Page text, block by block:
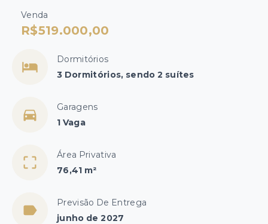
Venda
R$519.000,00
Dormitórios
3 Dormitórios, sendo 2 suítes
Garagens
1 Vaga
Área Privativa
76,41 m²
Previsão De Entrega
junho de 2027